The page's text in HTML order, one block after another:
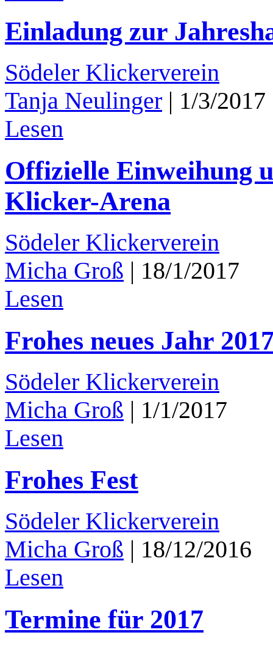
Einladung zur
Södeler Klickerverein
Tanja Neulinger | 1/3/2017
Lesen
Offizielle Einweihung
Klicker-Arena
Södeler Klickerverein
Micha Groß | 18/1/2017
Lesen
Frohes neues Jahr
Södeler Klickerverein
Micha Groß | 1/1/2017
Lesen
Frohes Fest
Södeler Klickerverein
Micha Groß | 18/12/2016
Lesen
Termine für 2017